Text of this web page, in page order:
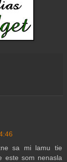
sa mi lamu tie
este som nenasla